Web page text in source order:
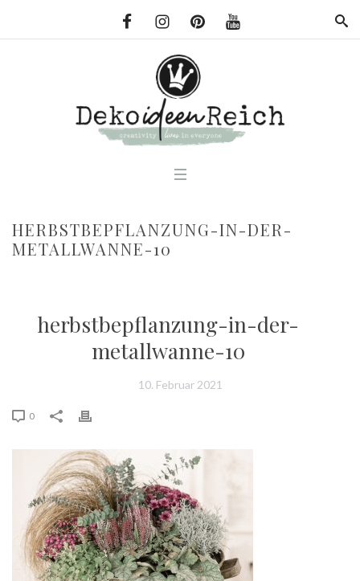
HERBSTBEPFLANZUNG-IN-DER-
METALLWANNE-10
herbstbepflanzung-in-der-
metallwanne-10
10. Februar 2021
0